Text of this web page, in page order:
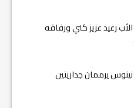
الأب رغيد عزيز كني ورفاقه
يرممان جداريتين